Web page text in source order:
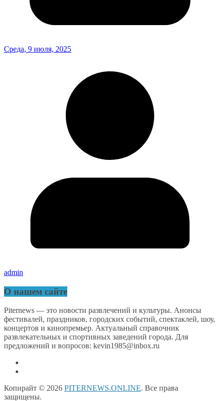
Среда, 9 июля, 2025
admin
О нашем сайте
Piternews — это новости развлечений и культуры. Анонсы
фестивалей, праздников, городских событий, спектаклей, шоу,
концертов и кинопремьер. Актуальный справочник
развлекательных и спортивных заведений города. Для
предложений и вопросов: kevin1985@inbox.ru
Копирайт © 2026 PITERNEWS.ONLINE. Все права
защищены.